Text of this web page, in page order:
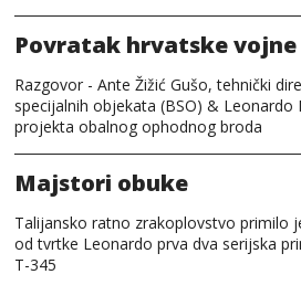
Povratak hrvatske
Razgovor - Ante Žižić Gušo, tehnički
specijalnih objekata (BSO) &
projekta obalnog ophodnog broda
Majstori obuke
Talijansko ratno zrakoplovstvo primilo
od tvrtke Leonardo prva dva serijska
T-345